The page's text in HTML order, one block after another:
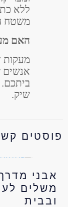
ללא
משטח
האם
מעקות
אנשים
שיק.
פוסטים
אבני
משלים
ובבית